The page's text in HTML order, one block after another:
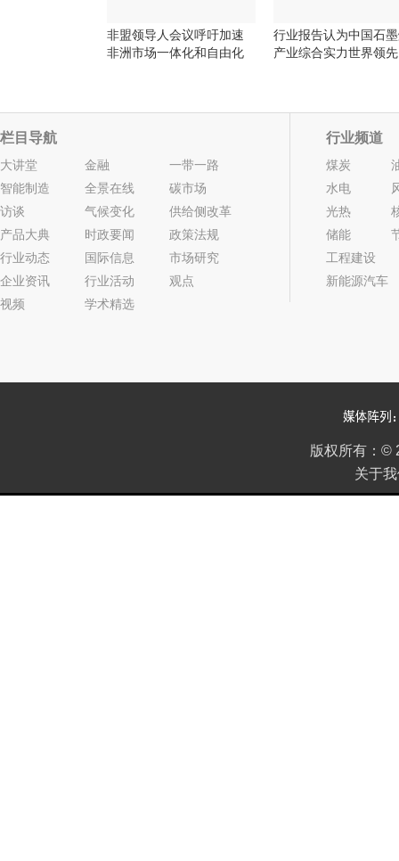
非盟领导人会议呼吁加速
非洲市场一体化和自由化
行业报告认为中国石
产业综合实力世界领先
栏目导航
大讲堂 金融
一带一路
智能制造
全景在线
碳市场
访谈
气候变化
供给侧改革
产品大典
时政要闻
政策法规
行业动态
国际信息
市场研究
企业资讯
行业活动
观点
视频
学术精选
行业频道
煤炭
水电
光热
储能
工程建设
新能源汽车
版权所有： ©
关于